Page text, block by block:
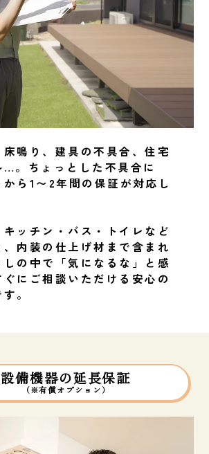
鳴り、建具の不具合、住宅
…。ちょっとした不具合に
ら1〜2年間の保証が対応し
ッチン・バス・トイレなど
内装の仕上げ材まで含まれ
の中で「気になるな」と感
ぐにご相談いただける安心の
。
設備機器の延長保証
（※有償オプション）